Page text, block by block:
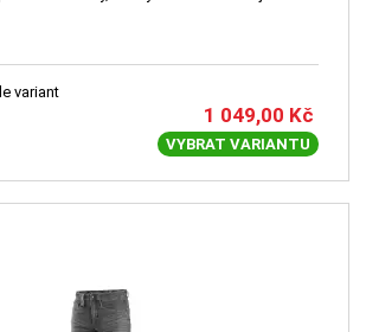
variant
1 049,00 Kč
VYBRAT VARIANTU